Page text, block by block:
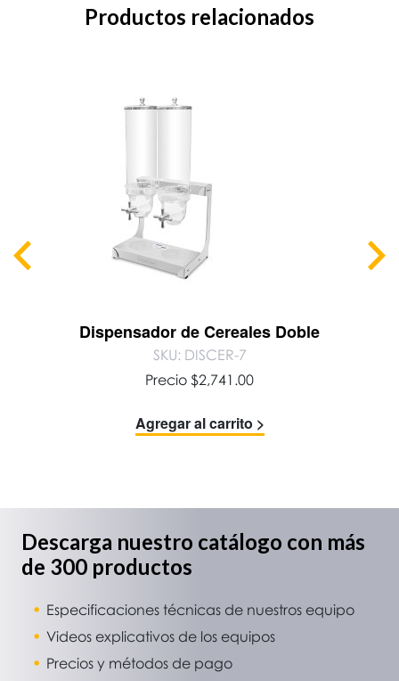
Productos relacionados
Dispensador de Cereales Doble
SKU: DISCER-7
Precio $2,741.00
Agregar al carrito >
Descarga nuestro catálogo con más
de 300 productos
Especificaciones técnicas de nuestros equipo
Videos explicativos de los equipos
Precios y métodos de pago